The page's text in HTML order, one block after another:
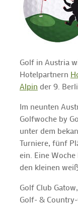
GOLF NEWS
GOLFEINSTEIGER
GOLFHOTELS
Golf in Austria
Hotelpartnern
Alpin der 9.
Im neunten
Golfwoche by
unter dem
Turniere, fünf
ein. Eine
den kleinen
Golf Club
Golf- &